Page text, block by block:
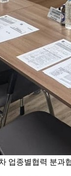
업종별협력 분